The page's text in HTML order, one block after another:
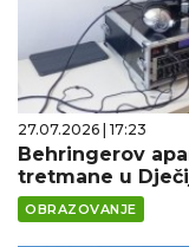
27.07.2026 | 17:23
Behringerov
tretmane u
OBRAZOVANJE